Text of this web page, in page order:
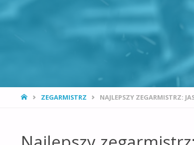
STRONA
ZEGARMISTRZ NAJLEPSZY ZEGARMISTRZ: